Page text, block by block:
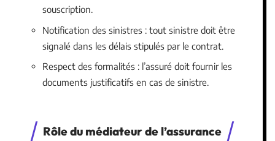
souscription.
Notification des sinistres : tout sinistre doit être
signalé dans les délais stipulés par le contrat.
Respect des formalités : l’assuré doit fournir les
documents justificatifs en cas de sinistre.
Rôle du médiateur de l’assurance